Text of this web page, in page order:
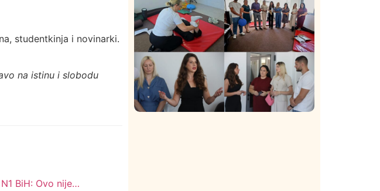
studentkinja i novinarki.
na istinu i slobodu
BiH: Ovo nije…